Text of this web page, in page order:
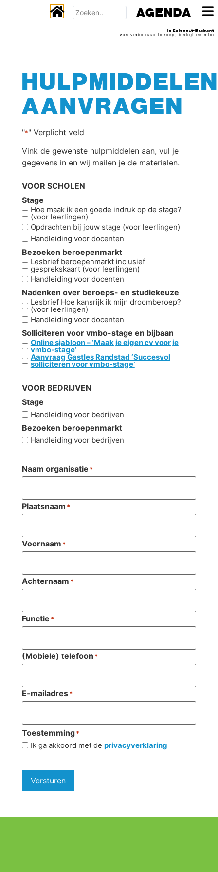
AANVRAGEN
"*" Verplicht veld
Vink de gewenste hulpmiddelen aan, vul je
gegevens in en wij mailen je de materialen.
VOOR SCHOLEN
Stage
Hoe maak ik een goede indruk op de stage?
(voor leerlingen)
Opdrachten bij jouw stage (voor leerlingen)
Handleiding voor docenten
Bezoeken beroepenmarkt
Lesbrief beroepenmarkt inclusief
gesprekskaart (voor leerlingen)
Handleiding voor docenten
Nadenken over beroeps- en studiekeuze
Lesbrief Hoe kansrijk ik mijn droomberoep?
(voor leerlingen)
Handleiding voor docenten
Solliciteren voor vmbo-stage en bijbaan
Online sjabloon – ‘Maak je eigen cv voor je
vmbo-stage’
Aanvraag Gastles Randstad ‘Succesvol
solliciteren voor vmbo-stage’
VOOR BEDRIJVEN
Stage
Handleiding voor bedrijven
Bezoeken beroepenmarkt
Handleiding voor bedrijven
Naam organisatie *
Plaatsnaam *
Voornaam *
Achternaam *
Functie *
(Mobiele) telefoon *
E-mailadres *
Toestemming *
Ik ga akkoord met de privacyverklaring
Versturen
AGENDA
In Zuidoost-Brabant
van vmbo naar beroep, bedrijf en mbo